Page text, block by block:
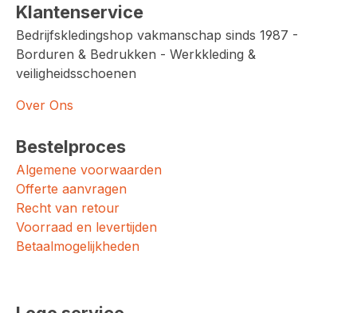
Klantenservice
Bedrijfskledingshop vakmanschap sinds 1987 -
Borduren & Bedrukken - Werkkleding &
veiligheidsschoenen
Over Ons
Bestelproces
Algemene voorwaarden
Offerte aanvragen
Recht van retour
Voorraad en levertijden
Betaalmogelijkheden